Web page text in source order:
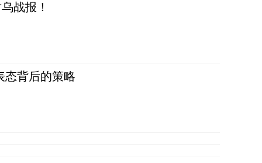
战报！
态背后的策略